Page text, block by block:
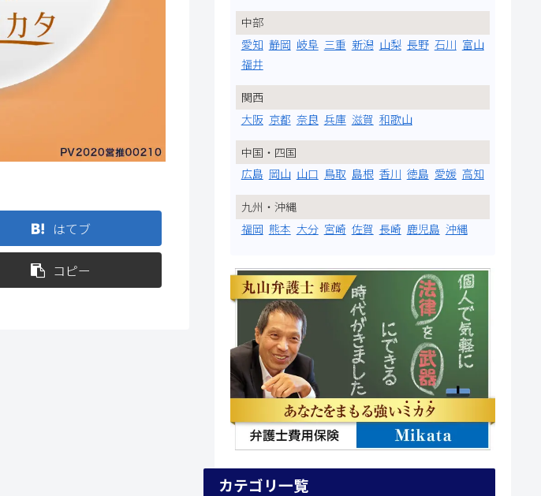
はてブ
コピー
中部
愛知 静岡 岐阜 三重 新潟 山梨 長野 石川 富山
福井
関西
大阪 京都 奈良 兵庫 滋賀 和歌山
中国・四国
広島 岡山 山口 鳥取 島根 香川 徳島 愛媛 高知
九州・沖縄
福岡 熊本 大分 宮崎 佐賀 長崎 鹿児島 沖縄
カテゴリ一覧